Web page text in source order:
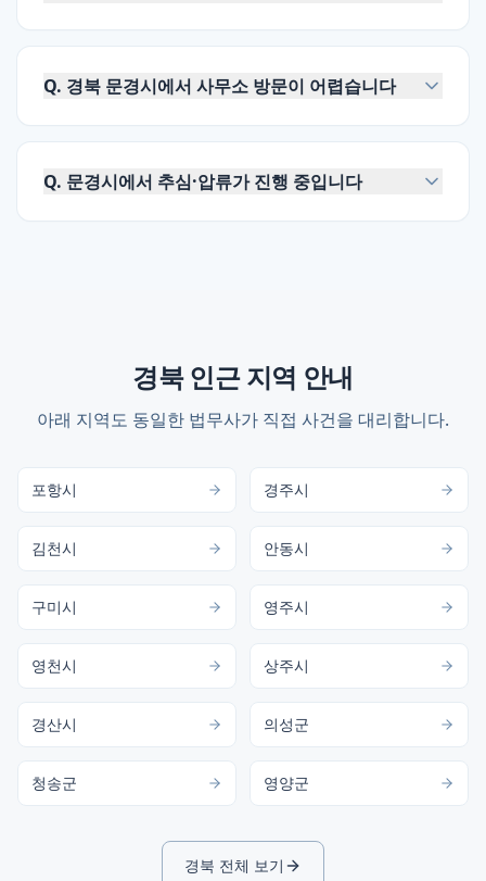
Q. 경북 문경시에서 사무소 방문이 어렵습니다
Q. 문경시에서 추심·압류가 진행 중입니다
경북인근 지역 안내
아래 지역도 동일한 법무사가 직접 사건을 대리합니다.
포항시 경주시
김천시 안동시
구미시 영주시
영천시 상주시
경산시 의성군
청송군 영양군
경북 전체 보기